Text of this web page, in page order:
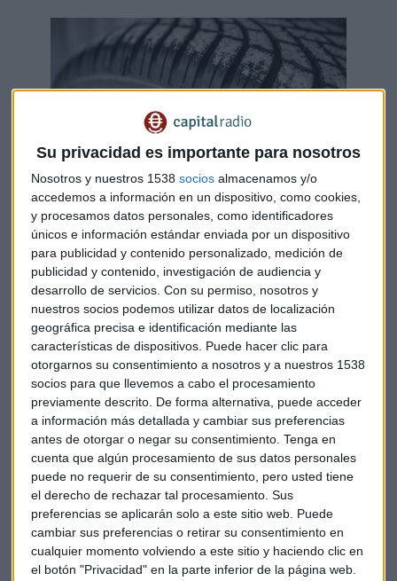
Su privacidad es importante para nosotros
Nosotros y nuestros 1538 socios almacenamos y/o
accedemos a información en un dispositivo, como cookies,
y procesamos datos personales, como identificadores
únicos e información estándar enviada por un dispositivo
para publicidad y contenido personalizado, medición de
publicidad y contenido, investigación de audiencia y
desarrollo de servicios. Con su permiso, nosotros y
nuestros socios podemos utilizar datos de localización
geográfica precisa e identificación mediante las
características de dispositivos. Puede hacer clic para
otorgarnos su consentimiento a nosotros y a nuestros 1538
socios para que llevemos a cabo el procesamiento
previamente descrito. De forma alternativa, puede acceder
a información más detallada y cambiar sus preferencias
antes de otorgar o negar su consentimiento. Tenga en
cuenta que algún procesamiento de sus datos personales
puede no requerir de su consentimiento, pero usted tiene
el derecho de rechazar tal procesamiento. Sus
preferencias se aplicarán solo a este sitio web. Puede
cambiar sus preferencias o retirar su consentimiento en
cualquier momento volviendo a este sitio y haciendo clic en
el botón "Privacidad" en la parte inferior de la página web.
La empresa facturó 756.893 millones de yenes(5.734
millones de euros) los tres primeros meses del año a nivel
internacional, lo que suponeun aumento del 7'2%
comparación con los primeros tres meses del año pasado.
Bridgestone tuvo un beneficio operativo de 80.910
millones de yenes(613 millones de euros) durante el
primer cuarto del ejercicio actual, un 107% de crecimiento
en la comparativa interanual.
Cuál es la previsión de la compañía
para 2021
La multinacional japonesa de neumáticosprevé que para el
resto del año, contabilicen un beneficio neto atribuido de
261.000 millones de yenes (1.977 millones de euros), y una
cifra de negocio de 3'01 billones de yenes (22.803 millones de